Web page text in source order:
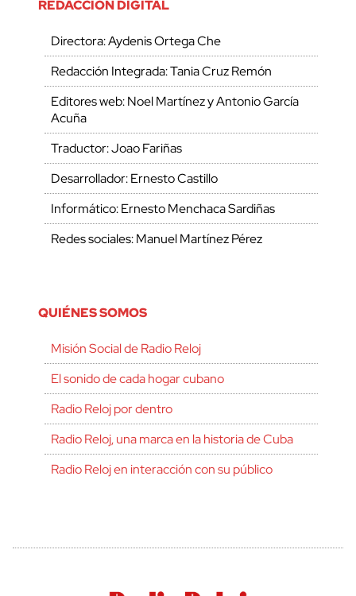
REDACCIÓN DIGITAL
Directora: Aydenis Ortega Che
Redacción Integrada: Tania Cruz Remón
Editores web: Noel Martínez y Antonio García
Acuña
Traductor: Joao Fariñas
Desarrollador: Ernesto Castillo
Informático: Ernesto Menchaca Sardiñas
Redes sociales: Manuel Martínez Pérez
QUIÉNES SOMOS
Misión Social de Radio Reloj
El sonido de cada hogar cubano
Radio Reloj por dentro
Radio Reloj, una marca en la historia de Cuba
Radio Reloj en interacción con su público